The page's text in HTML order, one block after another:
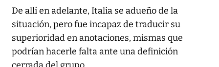
De allí en adelante, Italia se adueño de la
situación, pero fue incapaz de traducir su
superioridad en anotaciones, mismas que
podrían hacerle falta ante una definición